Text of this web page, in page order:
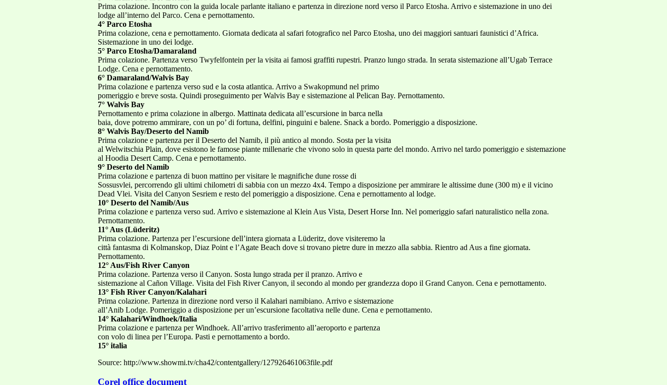
Prima colazione. Incontro con la guida locale parlante italiano e partenza in direzione nord verso il Parco Etosha. Arrivo e sistemazione in uno dei
lodge all’interno del Parco. Cena e pernottamento.
4° Parco Etosha
Prima colazione, cena e pernottamento. Giornata dedicata al safari fotografico nel Parco Etosha, uno dei maggiori santuari faunistici d’Africa.
Sistemazione in uno dei lodge.
5° Parco Etosha/Damaraland
Prima colazione. Partenza verso Twyfelfontein per la visita ai famosi graffiti rupestri. Pranzo lungo strada. In serata sistemazione all’Ugab Terrace
Lodge. Cena e pernottamento.
6° Damaraland/Walvis Bay
Prima colazione e partenza verso sud e la costa atlantica. Arrivo a Swakopmund nel primo
pomeriggio e breve sosta. Quindi proseguimento per Walvis Bay e sistemazione al Pelican Bay. Pernottamento.
7° Walvis Bay
Pernottamento e prima colazione in albergo. Mattinata dedicata all’escursione in barca nella
baia, dove potremo ammirare, con un po’ di fortuna, delfini, pinguini e balene. Snack a bordo. Pomeriggio a disposizione.
8° Walvis Bay/Deserto del Namib
Prima colazione e partenza per il Deserto del Namib, il più antico al mondo. Sosta per la visita
al Welwitschia Plain, dove esistono le famose piante millenarie che vivono solo in questa parte del mondo. Arrivo nel tardo pomeriggio e sistemazione
al Hoodia Desert Camp. Cena e pernottamento.
9° Deserto del Namib
Prima colazione e partenza di buon mattino per visitare le magnifiche dune rosse di
Sossusvlei, percorrendo gli ultimi chilometri di sabbia con un mezzo 4x4. Tempo a disposizione per ammirare le altissime dune (300 m) e il vicino
Dead Vlei. Visita del Canyon Sesriem e resto del pomeriggio a disposizione. Cena e pernottamento al lodge.
10° Deserto del Namib/Aus
Prima colazione e partenza verso sud. Arrivo e sistemazione al Klein Aus Vista, Desert Horse Inn. Nel pomeriggio safari naturalistico nella zona.
Pernottamento.
11° Aus (Lüderitz)
Prima colazione. Partenza per l’escursione dell’intera giornata a Lüderitz, dove visiteremo la
città fantasma di Kolmanskop, Diaz Point e l’Agate Beach dove si trovano pietre dure in mezzo alla sabbia. Rientro ad Aus a fine giornata.
Pernottamento.
12° Aus/Fish River Canyon
Prima colazione. Partenza verso il Canyon. Sosta lungo strada per il pranzo. Arrivo e
sistemazione al Cañon Village. Visita del Fish River Canyon, il secondo al mondo per grandezza dopo il Grand Canyon. Cena e pernottamento.
13° Fish River Canyon/Kalahari
Prima colazione. Partenza in direzione nord verso il Kalahari namibiano. Arrivo e sistemazione
all’Anib Lodge. Pomeriggio a disposizione per un’escursione facoltativa nelle dune. Cena e pernottamento.
14° Kalahari/Windhoek/Italia
Prima colazione e partenza per Windhoek. All’arrivo trasferimento all’aeroporto e partenza
con volo di linea per l’Europa. Pasti e pernottamento a bordo.
15° italia
Source: http://www.showmi.tv/cha42/contentgallery/127926461063file.pdf
Corel office document